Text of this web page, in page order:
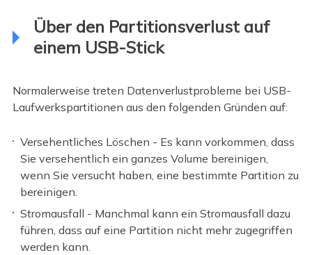
Über den Partitionsverlust auf
einem USB-Stick
Normalerweise treten Datenverlustprobleme bei USB-
Laufwerkspartitionen aus den folgenden Gründen auf:
Versehentliches Löschen - Es kann vorkommen, dass
Sie versehentlich ein ganzes Volume bereinigen,
wenn Sie versucht haben, eine bestimmte Partition zu
bereinigen.
Stromausfall - Manchmal kann ein Stromausfall dazu
führen, dass auf eine Partition nicht mehr zugegriffen
werden kann.